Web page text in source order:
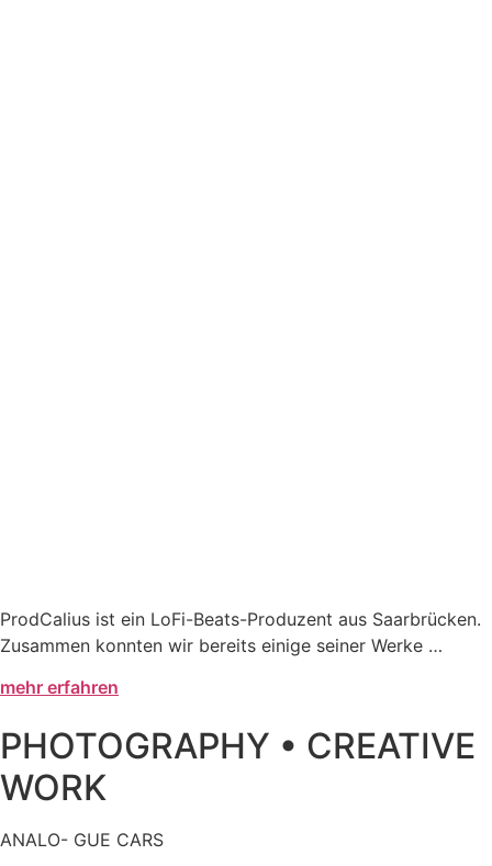
ProdCalius ist ein LoFi-Beats-Produzent aus Saarbrücken.
Zusammen konnten wir bereits einige seiner Werke …
mehr erfahren
PHOTOGRAPHY • CREATIVE
WORK
ANALO- GUE CARS